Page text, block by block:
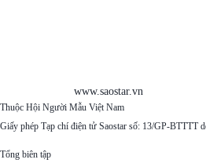
www.saostar.vn
Thuộc Hội Người Mẫu Việt Nam
Giấy phép Tạp chí điện tử Saostar số: 13/GP-BTTTT
Tổng biên tập